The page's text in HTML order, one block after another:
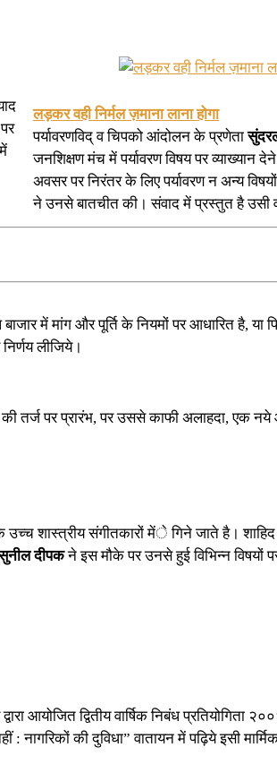
लड़कर वही निर्मल ज़माना लाना होगा
पर्यावरणविद् व चिपको आंदोलन के प्रणेता
जनशिक्षण मंच में पर्यावरण विषय पर व्याख्यान
अवसर पर निरंतर के लिए पर्यावरण न अन्य
ने उनसे बातचीत की। संवाद में प्रस्तुत है उसी
बाजार में मांग और पूर्ति के नियमों पर
लीजिये।
की तर्ज पर प्रारंभ, पर उससे काफी अलाहदा, एक
शास्त्रीय संगीतकारों मेंे गिने जाते है।
दीपकने इस मौके पर उनसे हुई विभिन्न
आयोजित द्वितीय वार्षिक निबंध
: नागरिकों की दुविधा” वातायन में पढ़िये इसी